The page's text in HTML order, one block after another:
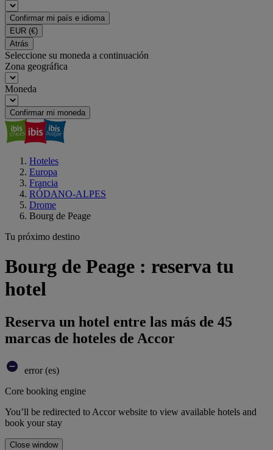
Confirmar mi país e idioma
EUR (€)
Atrás
Seleccione su moneda a continuación
Zona geográfica
Moneda
Confirmar mi moneda
Hoteles
Europa
Francia
RÓDANO-ALPES
Drome
Bourg de Peage
Tu próximo destino
Bourg de Peage : reserva tu
hotel
Reserva un hotel entre las más de 45
marcas de hoteles de Accor
error (es)
Core booking engine
You’ll be redirected to Accor website to view available hotels and
book your stay
Close window